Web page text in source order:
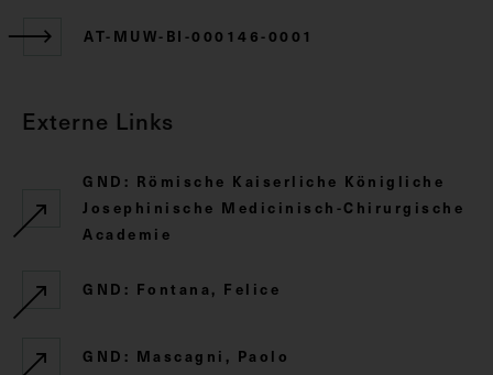
AT-MUW-BI-000146-0001
Externe Links
GND: Römische Kaiserliche Königliche
Josephinische Medicinisch-Chirurgische
Academie
GND: Fontana, Felice
GND: Mascagni, Paolo